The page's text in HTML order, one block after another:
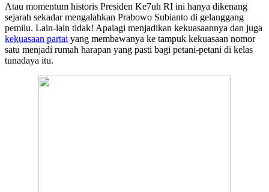
Atau momentum historis Presiden Ke7uh RI ini hanya dikenang
sejarah sekadar mengalahkan Prabowo Subianto di gelanggang
pemilu. Lain-lain tidak! Apalagi menjadikan kekuasaannya dan juga
kekuasaan partai yang membawanya ke tampuk kekuasaan nomor
satu menjadi rumah harapan yang pasti bagi petani-petani di kelas
tunadaya itu.